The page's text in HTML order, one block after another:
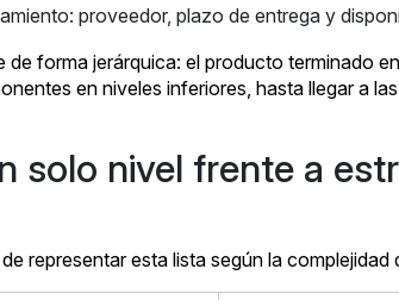
proveedor, plazo de entrega y
de forma jerárquica: el producto terminado
en niveles inferiores, hasta llegar a
solo nivel frente a
representar esta lista según la complejidad